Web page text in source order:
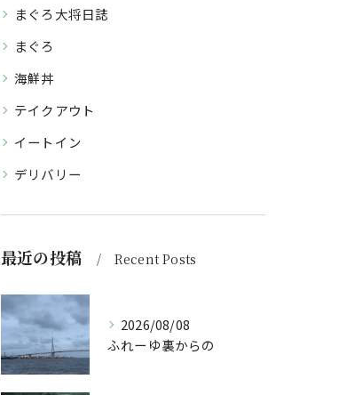
まぐろ大将日誌
まぐろ
海鮮丼
テイクアウト
イートイン
デリバリー
最近の投稿 Recent Posts
2026/08/08
ふれーゆ裏からの